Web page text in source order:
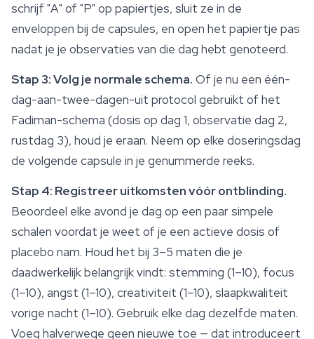
schrijf "A" of "P" op papiertjes, sluit ze in de
enveloppen bij de capsules, en open het papiertje pas
nadat je je observaties van die dag hebt genoteerd.
Stap 3: Volg je normale schema. Of je nu een één-
dag-aan-twee-dagen-uit protocol gebruikt of het
Fadiman-schema (dosis op dag 1, observatie dag 2,
rustdag 3), houd je eraan. Neem op elke doseringsdag
de volgende capsule in je genummerde reeks.
Stap 4: Registreer uitkomsten vóór ontblinding.
Beoordeel elke avond je dag op een paar simpele
schalen voordat je weet of je een actieve dosis of
placebo nam. Houd het bij 3–5 maten die je
daadwerkelijk belangrijk vindt: stemming (1–10), focus
(1–10), angst (1–10), creativiteit (1–10), slaapkwaliteit
vorige nacht (1–10). Gebruik elke dag dezelfde maten.
Voeg halverwege geen nieuwe toe — dat introduceert